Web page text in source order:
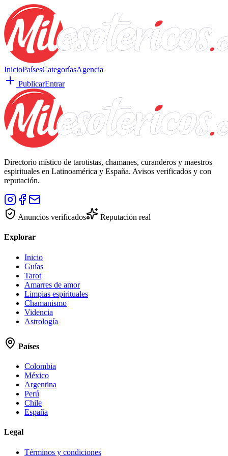
InicioPaísesCategoríasAgencia
PublicarEntrar
Directorio místico de tarotistas, chamanes, curanderos y maestros
espirituales en Latinoamérica y España. Avisos verificados y con
reputación.
Anuncios verificados Reputación real
Explorar
Inicio
Guías
Tarot
Amarres de amor
Limpias espirituales
Chamanismo
Videncia
Astrología
Países
Colombia
México
Argentina
Perú
Chile
España
Legal
Términos y condiciones